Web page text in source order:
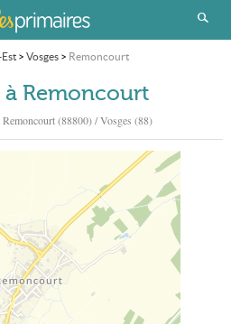
> Vosges> Remoncourt
à Remoncourt
Remoncourt(88800) / Vosges (88)